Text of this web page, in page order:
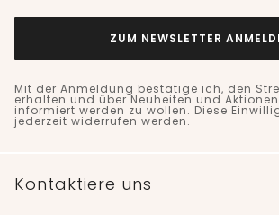
ZUM NEWSLETTER
Mit der Anmeldung bestätige ich, den
erhalten und über Neuheiten und
informiert werden zu wollen. Diese
jederzeit widerrufen werden.
Kontaktiere uns